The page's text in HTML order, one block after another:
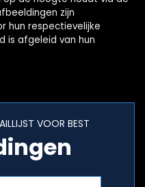
zijn
hun respectievelijke
is afgeleid van hun
VOOR BEST